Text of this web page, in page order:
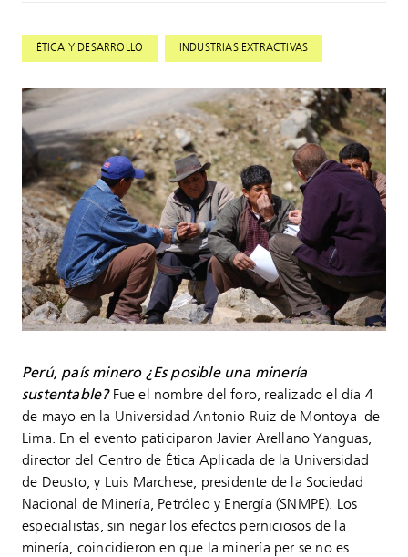
ÉTICA Y DESARROLLO INDUSTRIAS EXTRACTIVAS
Perú, país minero ¿Es posible una minería
sustentable? Fue el nombre del foro, realizado el día 4
de mayo en la Universidad Antonio Ruiz de Montoya de
Lima. En el evento paticiparon Javier Arellano Yanguas,
director del Centro de Ética Aplicada de la Universidad
de Deusto, y Luis Marchese, presidente de la Sociedad
Nacional de Minería, Petróleo y Energía (SNMPE). Los
especialistas, sin negar los efectos perniciosos de la
minería, coincidieron en que la minería per se no es